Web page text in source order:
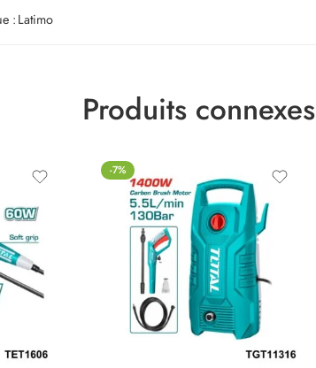
:Latimo
Produits connexes
-7%